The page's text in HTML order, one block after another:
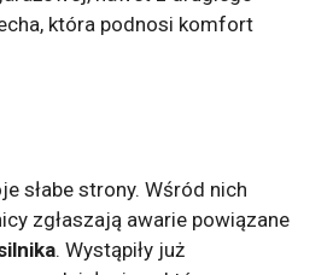
która podnosi komfort
słabe strony. Wśród nich
zgłaszają awarie powiązane
. Wystąpiły już